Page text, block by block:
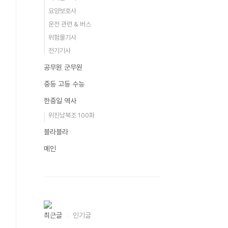
요양보호사
운전 관련 & 버스
위험물기사
전기기사
공무원 군무원
중등 고등 수능
한중일 역사
위진남북조 100화
블라블라
메인
최근글 인기글